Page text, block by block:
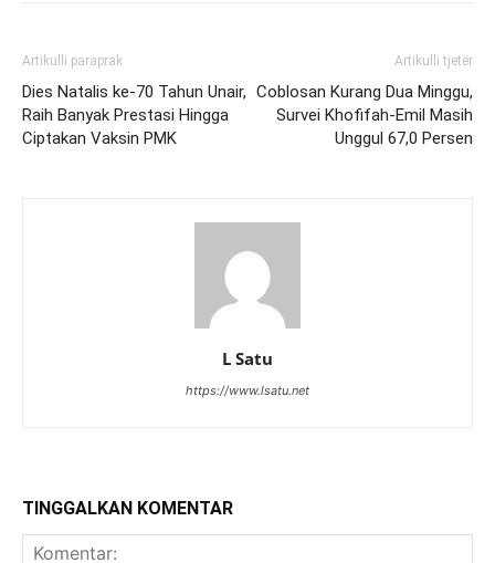
Artikulli paraprak
Dies Natalis ke-70 Tahun Unair,
Raih Banyak Prestasi Hingga
Ciptakan Vaksin PMK
Artikulli tjetër
Coblosan Kurang Dua Minggu,
Survei Khofifah-Emil Masih
Unggul 67,0 Persen
L Satu
https://www.lsatu.net
TINGGALKAN KOMENTAR